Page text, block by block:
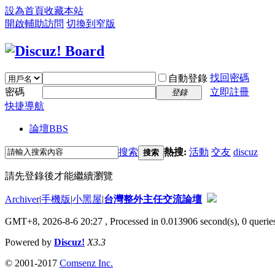
設為首頁收藏本站
開啟輔助訪問 切換到窄版
自動登錄 找回密碼
密碼
登錄
立即註冊
快捷導航
論壇BBS
搜索 搜索 熱搜: 活動 交友 discuz
請先登錄後才能繼續瀏覽
Archiver|手機版|小黑屋|台灣整外主任交流論壇
GMT+8, 2026-8-6 20:27 , Processed in 0.013906 second(s), 0
Powered by Discuz! X3.3
© 2001-2017 Comsenz Inc.